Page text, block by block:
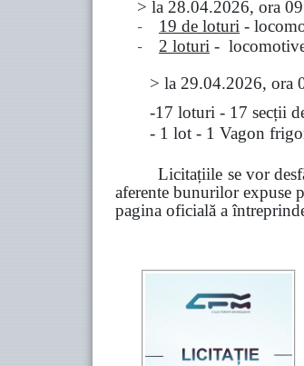
> la 28.04.2026, ora
- 19 de loturi -
- 2 loturi -
> la 29.04.2026, ora
-17 loturi - 17 secții
- 1 lot - 1 Vagon
Licitațiile se vor
aferente bunurilor expuse
pagina oficială a